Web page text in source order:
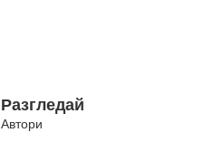
Разгледай
Автори